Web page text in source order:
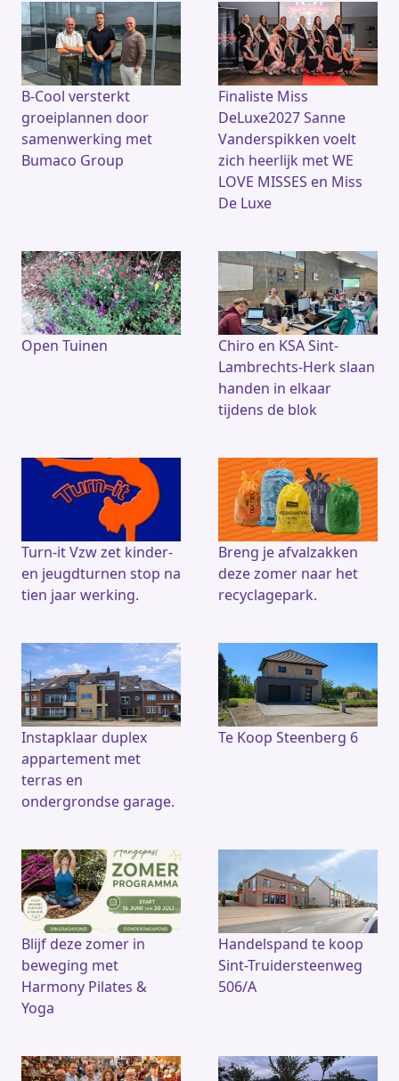
B-Cool versterkt
groeiplannen door
samenwerking met
Bumaco Group
Finaliste Miss
DeLuxe2027 Sanne
Vanderspikken voelt
zich heerlijk met WE
LOVE MISSES en Miss
De Luxe
Open Tuinen
Chiro en KSA Sint-
Lambrechts-Herk slaan
handen in elkaar
tijdens de blok
Turn-it Vzw zet kinder-
en jeugdturnen stop na
tien jaar werking.
Breng je afvalzakken
deze zomer naar het
recyclagepark.
Instapklaar duplex
appartement met
terras en
ondergrondse garage.
Te Koop Steenberg 6
Blijf deze zomer in
beweging met
Harmony Pilates &
Yoga
Handelspand te koop
Sint-Truidersteenweg
506/A